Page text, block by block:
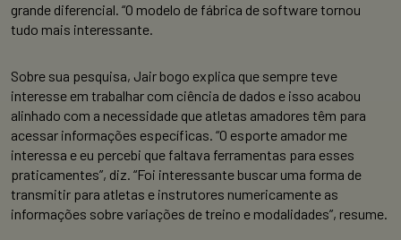
grande diferencial. “O modelo de fábrica de software tornou
tudo mais interessante.
Sobre sua pesquisa, Jair bogo explica que sempre teve
interesse em trabalhar com ciência de dados e isso acabou
alinhado com a necessidade que atletas amadores têm para
acessar informações específicas. “O esporte amador me
interessa e eu percebi que faltava ferramentas para esses
praticamentes”, diz. “Foi interessante buscar uma forma de
transmitir para atletas e instrutores numericamente as
informações sobre variações de treino e modalidades”, resume.